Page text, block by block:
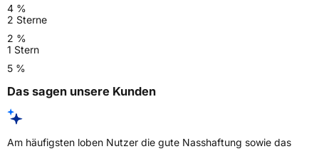
4 %
2 Sterne
2 %
1 Stern
5 %
Das sagen unsere Kunden
Am häufigsten loben Nutzer die gute Nasshaftung sowie das